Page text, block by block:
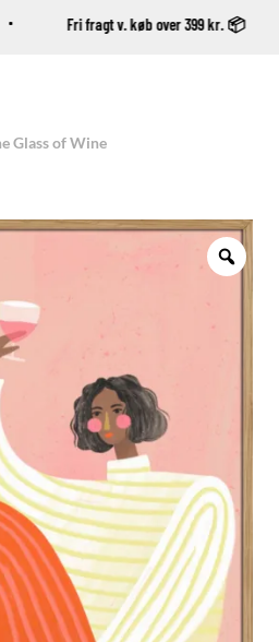
Fri fragt v. køb over 399 kr. 📦
Glass of Wine
Zoom